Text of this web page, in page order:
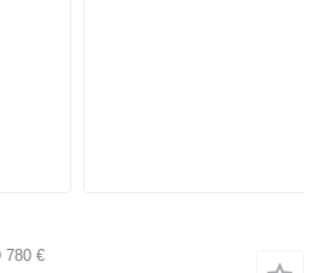
780 €